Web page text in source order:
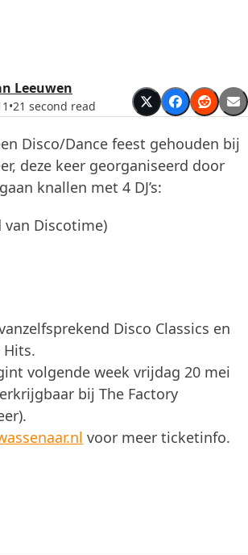
Leeuwen
•21 second read
Disco/Dance feest gehouden bij
deze keer georganiseerd door
knallen met 4 DJ’s:
van Discotime)
Disco Classics en
Hits.
volgende week vrijdag 20 mei
bij The Factory
voor meer ticketinfo.